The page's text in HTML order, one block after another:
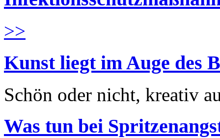
>>
Kunst liegt im Auge des
Schön oder nicht, kreativ
Was tun bei